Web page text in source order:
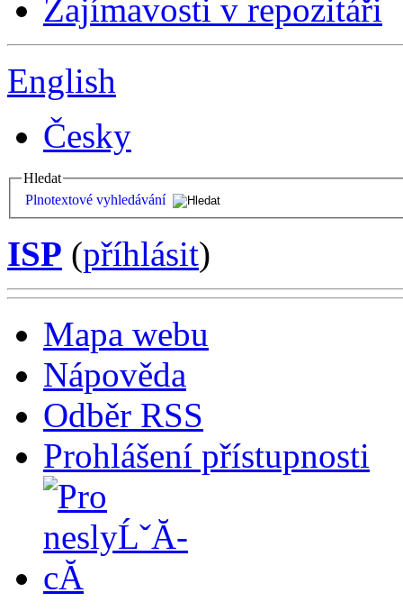
Zajímavosti v repozitáři
English
Česky
Hledat
Plnotextové vyhledávání
ISP (příhlásit)
Mapa webu
Nápověda
Odběr RSS
Prohlášení přístupnosti